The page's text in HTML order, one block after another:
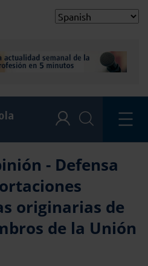
- Defensa
originarias de
de la Unión